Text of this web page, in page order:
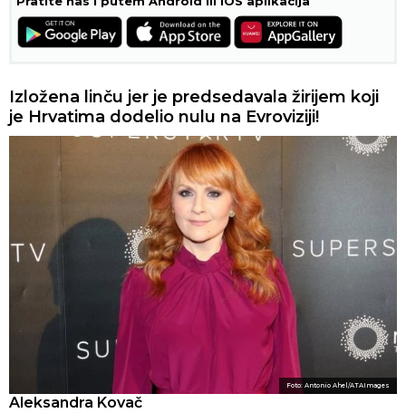
Izložena linču jer je predsedavala žirijem koji
je Hrvatima dodelio nulu na Evroviziji!
Foto: Antonio Ahel/ATAImages
Aleksandra Kovač